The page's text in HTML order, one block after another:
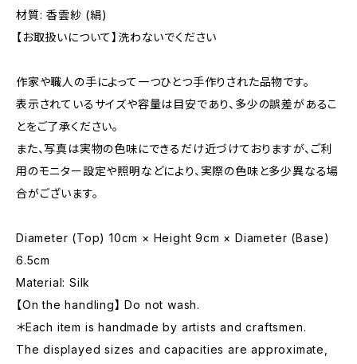
材質: 香雲紗 (絹)
【お取扱いについて】洗わないでください
作家や職人の手によって一つひとつ手作りされた品物です。
表示されているサイズや容量は目安であり、多少の誤差があるこ
とをご了承ください。
また、写真は実物の色味にできるだけ近づけておりますが、ご利
用のモニター設定や照明などにより、実際の色味と多少異なる場
合がございます。
Diameter (Top) 10cm × Height 9cm × Diameter (Base)
6.5cm
Material: Silk
【On the handling】 Do not wash.
＊Each item is handmade by artists and craftsmen.
The displayed sizes and capacities are approximate,